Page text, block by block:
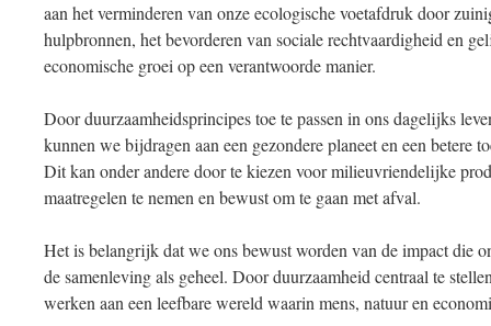
aan het verminderen van onze ecologische voetafdruk door
hulpbronnen, het bevorderen van sociale rechtvaardigheid en
economische groei op een verantwoorde manier.
Door duurzaamheidsprincipes toe te passen in ons dagelijks
kunnen we bijdragen aan een gezondere planeet en een betere
Dit kan onder andere door te kiezen voor milieuvriendelijke
maatregelen te nemen en bewust om te gaan met afval.
Het is belangrijk dat we ons bewust worden van de impact die
de samenleving als geheel. Door duurzaamheid centraal te
werken aan een leefbare wereld waarin mens, natuur en